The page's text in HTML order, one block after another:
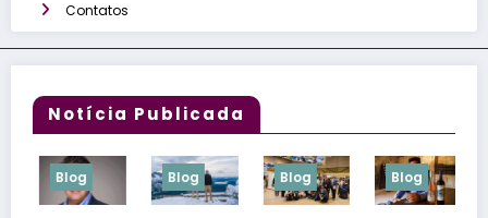
Contatos
Notícia Publicada
Blog Blog Blog Blog